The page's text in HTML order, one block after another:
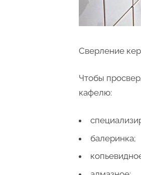
Сверление
Чтобы
кафелю:
балеринка;